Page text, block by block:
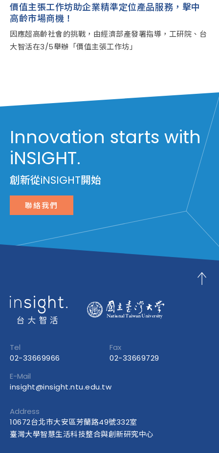
價值主張工作坊助企業精準定位產品服務，擊中
高齡市場商機！
因應超高齡社會的挑戰，由經濟部產發署指導，工研院、台
大智活在3/5舉辦「價值主張工作坊」
Innovation starts with
iNSIGHT.
創新從iNSIGHT開始
聯絡我們
Tel
02-33669966
Fax
02-33669729
E-Mail
insight@insight.ntu.edu.tw
Address
10672台北市大安區芳蘭路49號332室
臺灣大學智慧生活科技整合與創新研究中心